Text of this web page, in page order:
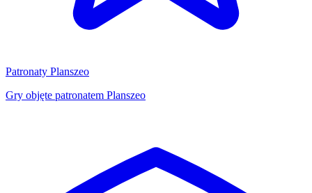
Patronaty Planszeo
Gry objęte patronatem Planszeo